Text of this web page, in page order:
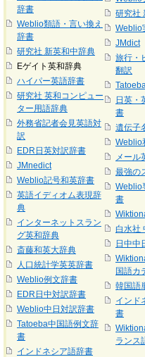
辞書
Weblio類語・言い換え
辞書
研究社 新英和中辞典
Eゲイト英和辞典
ハイパー英語辞書
研究社 英和コンピュー
ター用語辞典
外務省記者会見英語対
訳
EDR日英対訳辞書
JMnedict
Weblio記号和英辞書
英語イディオム表現辞
典
インターネットスラン
グ英和辞典
斎藤和英大辞典
人口統計学英英辞書
Weblio例文辞書
EDR日中対訳辞書
Weblio中日対訳辞書
Tatoeba中国語例文辞
書
インドネシア語辞書
研究社
Weblio
JMdict
旅行・
翻訳
日英・
書
遺伝子
Weblio
メール
最強の
Weblio
書
白水社
日中中
国語カ
韓国語
インド
書
ランス